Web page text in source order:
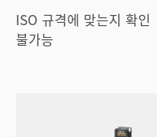
ISO 규격에 맞는지 확인
불가능